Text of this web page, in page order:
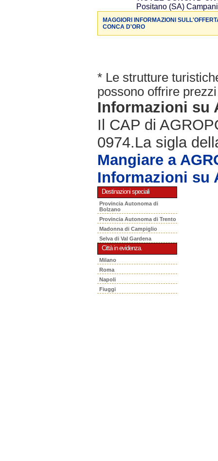
Positano (SA)
MAGGIORI INFORMAZIONI
CONCA D'ORO
* Le strutture
possono offrire
Informazioni su
Il CAP di
0974.La sigla
Mangiare a
Informazioni su
Destinazioni speciali
Provincia Autonoma di
Bolzano
Provincia Autonoma di Trento
Madonna di Campiglio
Selva di Val Gardena
Città in evidenza.
Milano
Roma
Napoli
Fiuggi